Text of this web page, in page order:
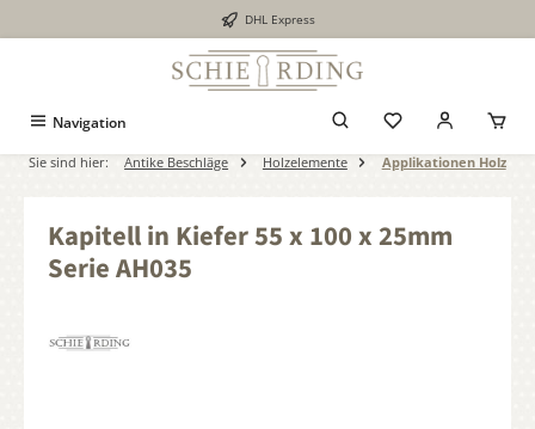
DHL Express
Navigation
Sie sind hier: Antike Beschläge Holzelemente Applikationen Holz
Kapitell in Kiefer 55 x 100 x 25mm
Serie AH035